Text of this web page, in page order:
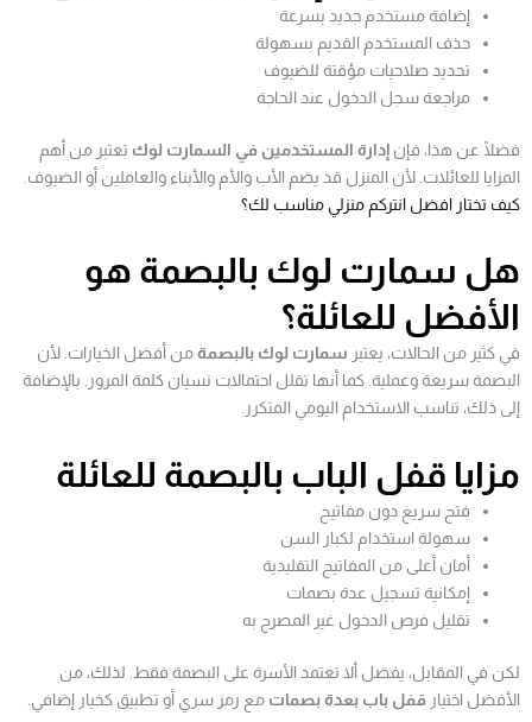
إضافة مستخدم جديد بسرعة
حذف المستخدم القديم بسهولة
تحديد صلاحيات مؤقتة للضيوف
مراجعة سجل الدخول عند الحاجة
فضلًا عن هذا، فإن إدارة المستخدمين في السمارت لوك تعتبر من أهم
المزايا للعائلات. لأن المنزل قد يضم الأب والأم والأبناء والعاملين أو الضيوف.
كيف تختار افضل انتركم منزلي مناسب لك؟
هل سمارت لوك بالبصمة هو
الأفضل للعائلة؟
في كثير من الحالات، يعتبر سمارت لوك بالبصمةمن أفضل الخيارات. لأن
البصمة سريعة وعملية. كما أنها تقلل احتمالات نسيان كلمة المرور. بالإضافة
إلى ذلك، تناسب الاستخدام اليومي المتكرر.
مزايا قفل الباب بالبصمة للعائلة
فتح سريع دون مفاتيح
سهولة استخدام لكبار السن
أمان أعلى من المفاتيح التقليدية
إمكانية تسجيل عدة بصمات
تقليل فرص الدخول غير المصرح به
لكن في المقابل، يفضل ألا تعتمد الأسرة على البصمة فقط. لذلك، من
الأفضل اختيار قفل باب بعدة بصمات مع رمز سري أو تطبيق كخيار إضافي.